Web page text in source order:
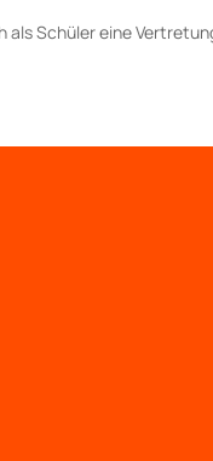
Schüler eine